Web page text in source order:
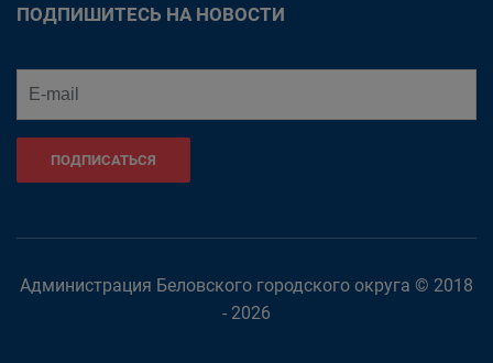
ПОДПИШИТЕСЬ НА НОВОСТИ
ПОДПИСАТЬСЯ
Администрация Беловского городского округа © 2018
- 2026